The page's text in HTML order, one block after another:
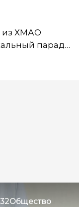
тарифы на
ХМАО
парад
Общество